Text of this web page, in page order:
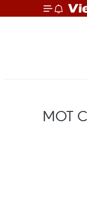
MOT